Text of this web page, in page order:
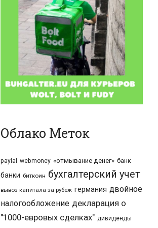
Облако Меток
paylal webmoney «отмывание денег» банк
банки биткоин бухгалтерский учет
вывоз капитала за рубеж германия двойное
налогообложение декларация о
"1000-евровых сделках" дивиденды